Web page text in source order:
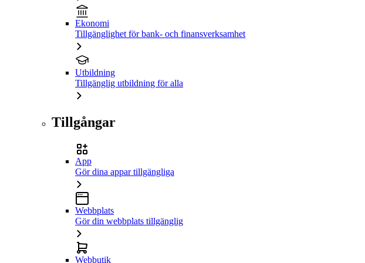
Ekonomi
Tillgänglighet för bank- och finansverksamhet
Utbildning
Tillgänglig utbildning för alla
Tillgångar
App
Gör dina appar tillgängliga
Webbplats
Gör din webbplats tillgänglig
Webbutik